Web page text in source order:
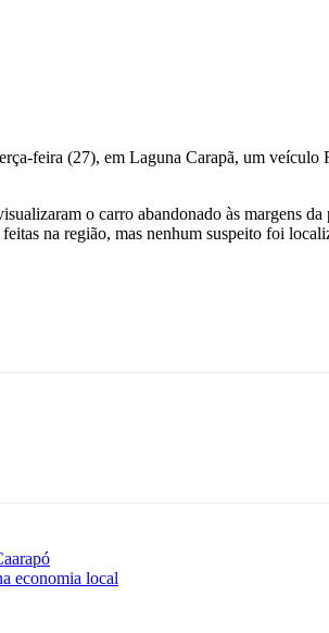
feira (27), em Laguna Carapã, um
o carro abandonado às margens
na região, mas nenhum suspeito foi
economia local